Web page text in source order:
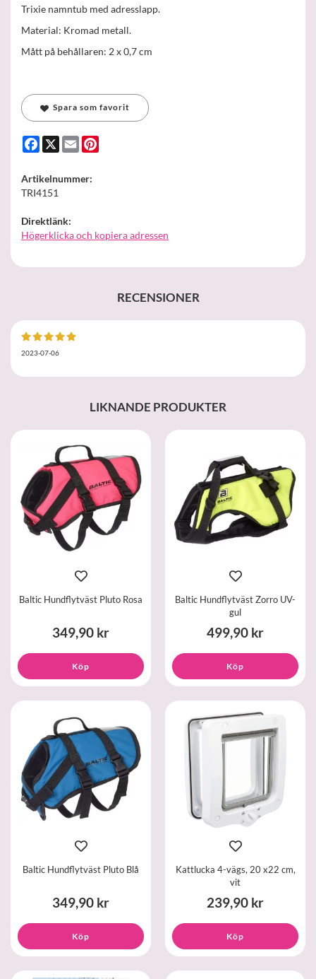
Trixie namntub med adresslapp.
Material: Kromad metall.
Mått på behållaren: 2 x 0,7 cm
Spara som favorit
Facebook
X Email
Artikelnummer:
TRI4151
Direktlänk:
Högerklicka och kopiera adressen
RECENSIONER
2023-07-06
LIKNANDE PRODUKTER
Baltic Hundflytväst Pluto Rosa
349,90 kr
Köp
Baltic Hundflytväst Zorro UV-
gul
499,90 kr
Köp
Baltic Hundflytväst Pluto Blå
349,90 kr
Köp
Kattlucka 4-vägs, 20 x22 cm,
vit
239,90 kr
Köp